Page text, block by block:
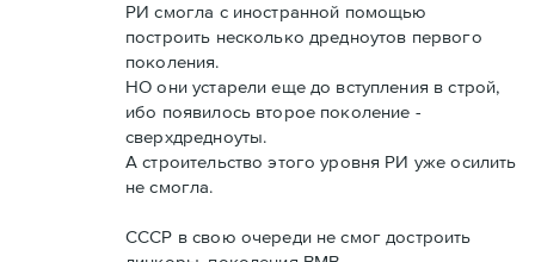
РИ смогла с иностранной помощью
построить несколько дредноутов первого
поколения.
НО они устарели еще до вступления в строй,
ибо появилось второе поколение -
сверхдредноуты.
А строительство этого уровня РИ уже осилить
не смогла.
СССР в свою очереди не смог достроить